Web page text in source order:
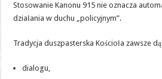
Stosowanie Kanonu 915 nie oznacza
działania w duchu „policyjnym”.
Tradycja duszpasterska Kościoła zawsze
dialogu,